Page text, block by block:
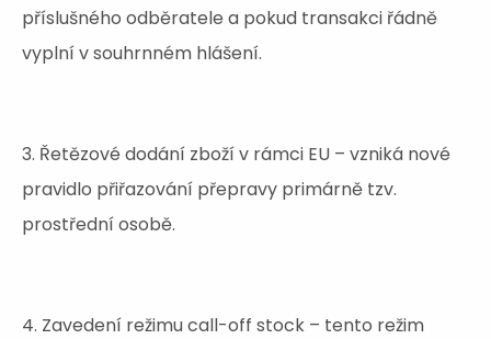
příslušného odběratele a pokud transakci řádně
vyplní v souhrnném hlášení.
3. Řetězové dodání zboží v rámci EU – vzniká nové
pravidlo přiřazování přepravy primárně tzv.
prostřední osobě.
4. Zavedení režimu call-off stock – tento režim